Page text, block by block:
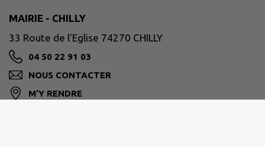
MAIRIE - CHILLY
33 Route de l'Eglise 74270 CHILLY
04 50 22 91 03
NOUS CONTACTER
M'Y RENDRE